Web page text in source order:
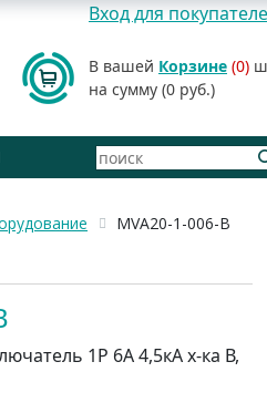
Вход для
В вашей Корзине (0)
на сумму (0 руб.)
MVA20-1-006-В
1P 6A 4,5кА х-ка В,